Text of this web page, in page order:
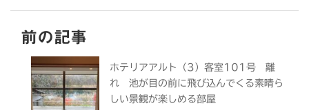
前の記事
ホテリアアルト（3）客室101号 離
れ 池が目の前に飛び込んでくる素晴ら
しい景観が楽しめる部屋